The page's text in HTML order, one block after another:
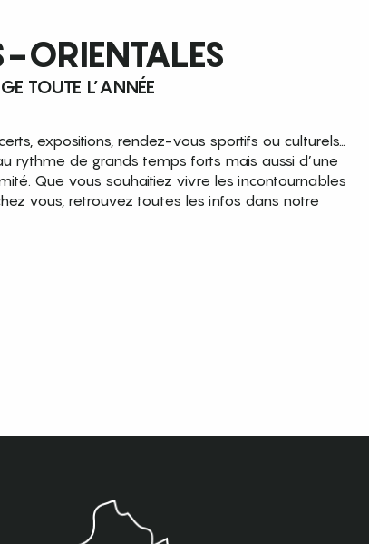
ORIENTALES
TOUTE L’ANNÉE
expositions, rendez-vous sportifs ou culturels…
rythme de grands temps forts mais aussi d’une
Que vous souhaitiez vivre les incontournables
vous, retrouvez toutes les infos dans notre